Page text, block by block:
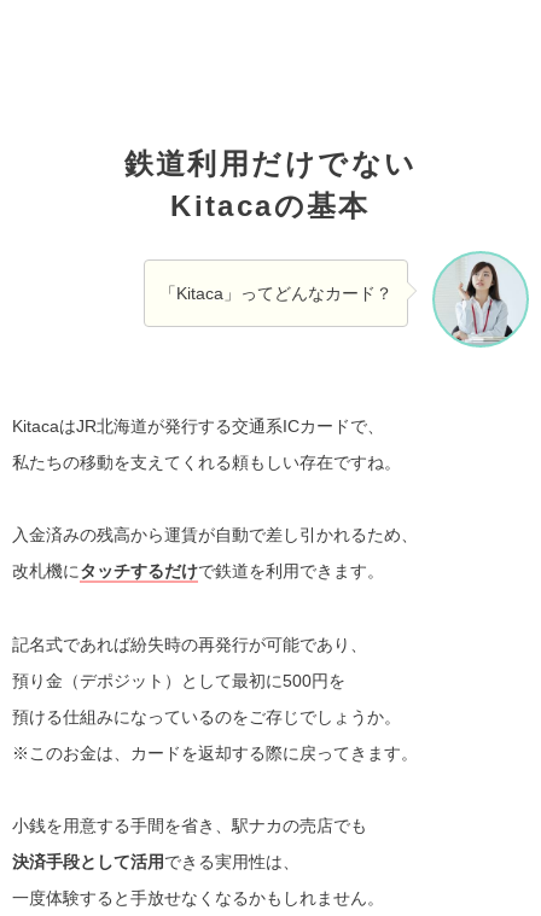
鉄道利用だけでない
Kitacaの基本
「Kitaca」ってどんなカード？
KitacaはJR北海道が発行する交通系ICカードで、
私たちの移動を支えてくれる頼もしい存在ですね。
入金済みの残高から運賃が自動で差し引かれるため、
改札機にタッチするだけで鉄道を利用できます。
記名式であれば紛失時の再発行が可能であり、
預り金（デポジット）として最初に500円を
預ける仕組みになっているのをご存じでしょうか。
※このお金は、カードを返却する際に戻ってきます。
小銭を用意する手間を省き、駅ナカの売店でも
決済手段として活用できる実用性は、
一度体験すると手放せなくなるかもしれません。